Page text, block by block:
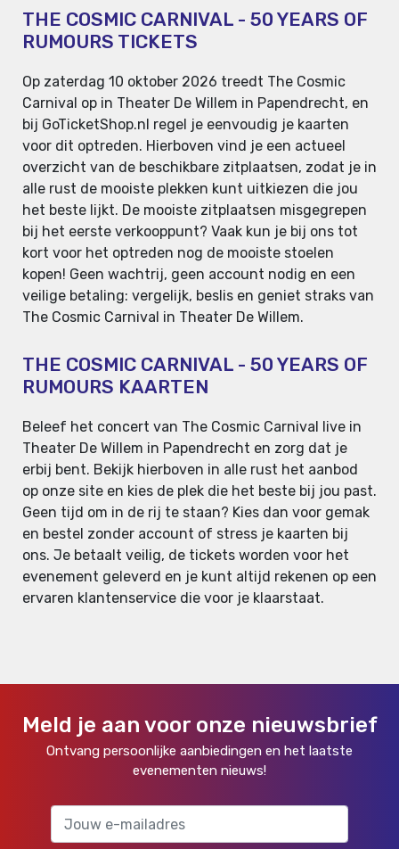
THE COSMIC CARNIVAL - 50 YEARS OF
RUMOURS TICKETS
Op zaterdag 10 oktober 2026 treedt The Cosmic
Carnival op in Theater De Willem in Papendrecht, en
bij GoTicketShop.nl regel je eenvoudig je kaarten
voor dit optreden. Hierboven vind je een actueel
overzicht van de beschikbare zitplaatsen, zodat je in
alle rust de mooiste plekken kunt uitkiezen die jou
het beste lijkt. De mooiste zitplaatsen misgegrepen
bij het eerste verkooppunt? Vaak kun je bij ons tot
kort voor het optreden nog de mooiste stoelen
kopen! Geen wachtrij, geen account nodig en een
veilige betaling: vergelijk, beslis en geniet straks van
The Cosmic Carnival in Theater De Willem.
THE COSMIC CARNIVAL - 50 YEARS OF
RUMOURS KAARTEN
Beleef het concert van The Cosmic Carnival live in
Theater De Willem in Papendrecht en zorg dat je
erbij bent. Bekijk hierboven in alle rust het aanbod
op onze site en kies de plek die het beste bij jou past.
Geen tijd om in de rij te staan? Kies dan voor gemak
en bestel zonder account of stress je kaarten bij
ons. Je betaalt veilig, de tickets worden voor het
evenement geleverd en je kunt altijd rekenen op een
ervaren klantenservice die voor je klaarstaat.
Meld je aan voor onze nieuwsbrief
Ontvang persoonlijke aanbiedingen en het laatste
evenementen nieuws!